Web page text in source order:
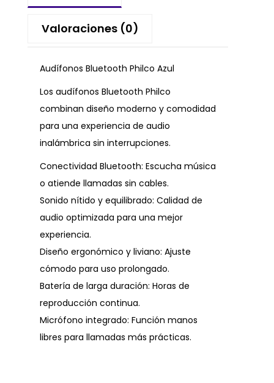
Valoraciones (0)
Audífonos Bluetooth Philco Azul
Los audífonos Bluetooth Philco
combinan diseño moderno y comodidad
para una experiencia de audio
inalámbrica sin interrupciones.
Conectividad Bluetooth: Escucha música
o atiende llamadas sin cables.
Sonido nítido y equilibrado: Calidad de
audio optimizada para una mejor
experiencia.
Diseño ergonómico y liviano: Ajuste
cómodo para uso prolongado.
Batería de larga duración: Horas de
reproducción continua.
Micrófono integrado: Función manos
libres para llamadas más prácticas.